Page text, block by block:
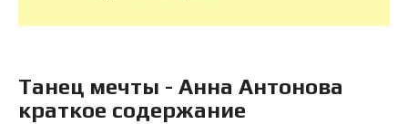
Танец мечты - Анна Антонова
краткое содержание